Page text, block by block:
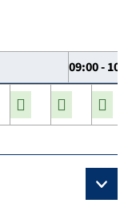
09:00 -